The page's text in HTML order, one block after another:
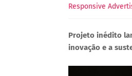
Responsive
Projeto inédito
inovação e a